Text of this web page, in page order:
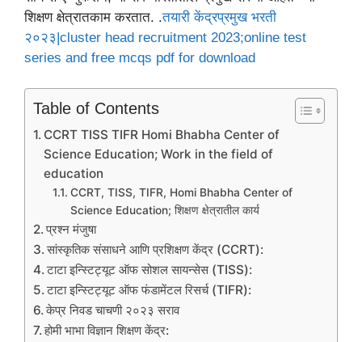
शिक्षण क्षेत्रातकाम करतात. .तयारी केंद्रप्रमुख भरती
२०२३|cluster head recruitment 2023;online test
series and free mcqs pdf for download
Table of Contents
CCRT TISS TIFR Homi Bhabha Center of
Science Education; Work in the field of
education
CCRT, TISS, TIFR, Homi Bhabha Center of
Science Education; शिक्षण क्षेत्रातील कार्य
प्रश्न मंजुषा
सांस्कृतिक संसाधने आणि प्रशिक्षण केंद्र (CCRT):
टाटा इन्स्टिट्यूट ऑफ सोशल सायन्सेस (TISS):
टाटा इन्स्टिट्यूट ऑफ फंडामेंटल रिसर्च (TIFR):
केप्र निवड चाचणी २०२३ सराव
होमी भाभा विज्ञान शिक्षण केंद्र: